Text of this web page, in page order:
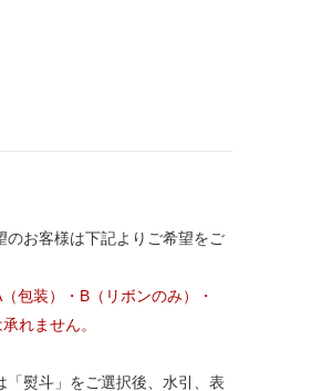
のお客様は下記よりご希望をご
包装）・B（リボンのみ）・
れません。
「熨斗」をご選択後、水引、表